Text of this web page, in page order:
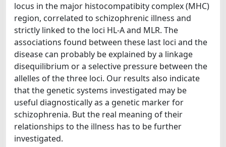
locus in the major histocompatibity complex (MHC)
region, correlated to schizophrenic illness and
strictly linked to the loci HL-A and MLR. The
associations found between these last loci and the
disease can probably be explained by a linkage
disequilibrium or a selective pressure between the
allelles of the three loci. Our results also indicate
that the genetic systems investigated may be
useful diagnostically as a genetic marker for
schizophrenia. But the real meaning of their
relationships to the illness has to be further
investigated.